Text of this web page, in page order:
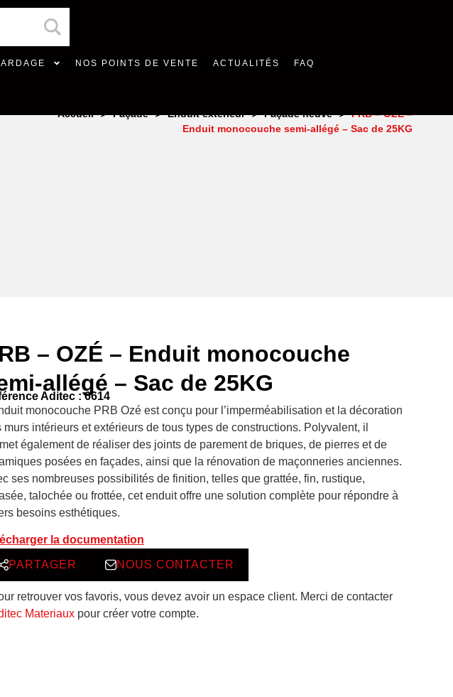
NOS POINTS DE VENTE ACTUALITÉS FAQ
Accueil > Façade > Enduit extérieur > Façade neuve > PRB – OZÉ –
Enduit monocouche semi-allégé – Sac de 25KG
– OZÉ – Enduit monocouche
allégé – Sac de 25KG
Aditec : 6614
monocouche PRB Ozé est conçu pour l’imperméabilisation et la décoration
murs intérieurs et extérieurs de tous types de constructions. Polyvalent, il
également de réaliser des joints de parement de briques, de pierres et de
posées en façades, ainsi que la rénovation de maçonneries anciennes.
ses nombreuses possibilités de finition, telles que grattée, fin, rustique,
talochée ou frottée, cet enduit offre une solution complète pour répondre à
besoins esthétiques.
la documentation
PARTAGER NOUS CONTACTER
retrouver vos favoris, vous devez avoir un espace client. Merci de contacter
Materiaux pour créer votre compte.